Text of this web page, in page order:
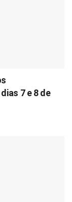
7 e 8 de